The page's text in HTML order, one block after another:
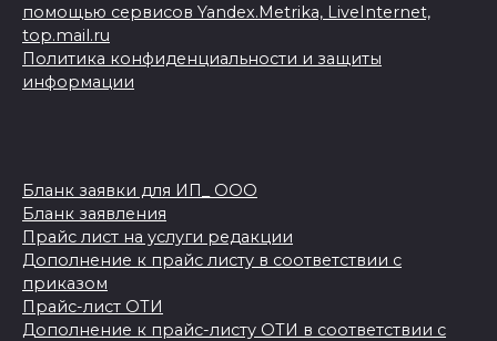
помощью сервисов Yandex.Metrika, LiveInternet,
top.mail.ru
Политика конфиденциальности и защиты
информации
Бланк заявки для ИП_ ООО
Бланк заявления
Прайс лист на услуги редакции
Дополнение к прайс листу в соответствии с
приказом
Прайс-лист ОТИ
Дополнение к прайс-листу ОТИ в соответствии с